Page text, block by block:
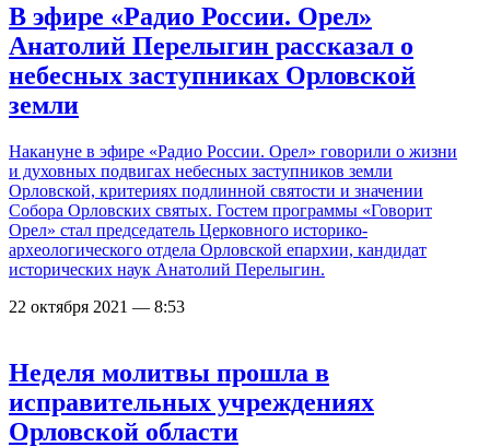
В эфире «Радио России. Орел»
Анатолий Перелыгин рассказал о
небесных заступниках Орловской
земли
Накануне в эфире «Радио России. Орел» говорили о жизни
и духовных подвигах небесных заступников земли
Орловской, критериях подлинной святости и значении
Собора Орловских святых. Гостем программы «Говорит
Орел» стал председатель Церковного историко-
археологического отдела Орловской епархии, кандидат
исторических наук Анатолий Перелыгин.
22 октября 2021 — 8:53
Неделя молитвы прошла в
исправительных учреждениях
Орловской области